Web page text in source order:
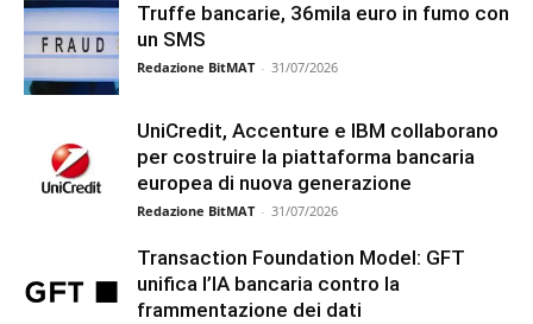
Truffe bancarie, 36mila euro in fumo con
un SMS
Redazione BitMAT - 31/07/2026
UniCredit, Accenture e IBM collaborano
per costruire la piattaforma bancaria
europea di nuova generazione
Redazione BitMAT - 31/07/2026
Transaction Foundation Model: GFT
unifica l’IA bancaria contro la
frammentazione dei dati